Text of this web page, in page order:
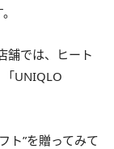
舗では、ヒート
UNIQLO
ト”を贈ってみて